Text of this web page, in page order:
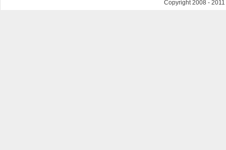
Copyright 2008 - 2011